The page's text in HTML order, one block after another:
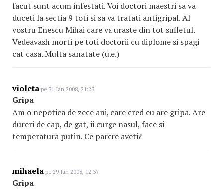
facut sunt acum infestati. Voi doctori maestri sa va
duceti la sectia 9 toti si sa va tratati antigripal. Al
vostru Enescu Mihai care va uraste din tot sufletul.
Vedeavash morti pe toti doctorii cu diplome si spagi
cat casa. Multa sanatate (u.e.)
violeta pe 31 Ian 2008, 21:23
Gripa
Am o nepotica de zece ani, care cred eu are gripa. Are
dureri de cap, de gat, ii curge nasul, face si
temperatura putin. Ce parere aveti?
mihaela pe 29 Ian 2008, 12:37
Gripa